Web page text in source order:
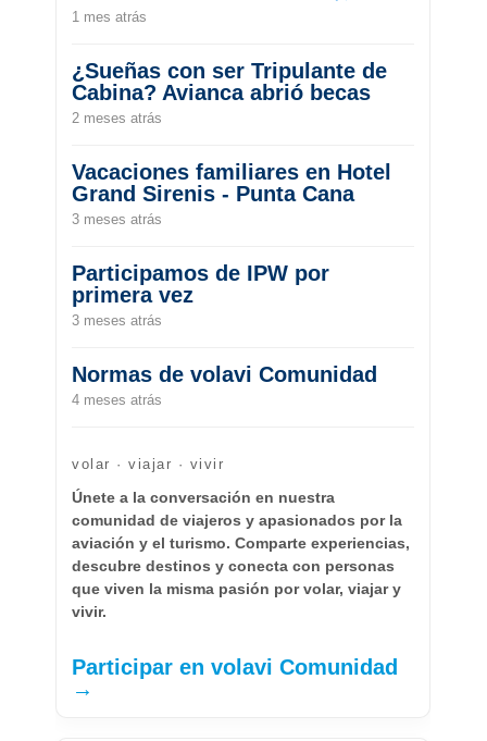
1 mes atrás
¿Sueñas con ser Tripulante de
Cabina? Avianca abrió becas
2 meses atrás
Vacaciones familiares en Hotel
Grand Sirenis - Punta Cana
3 meses atrás
Participamos de IPW por
primera vez
3 meses atrás
Normas de volavi Comunidad
4 meses atrás
volar · viajar · vivir
Únete a la conversación en nuestra
comunidad de viajeros y apasionados por la
aviación y el turismo. Comparte experiencias,
descubre destinos y conecta con personas
que viven la misma pasión por volar, viajar y
vivir.
Participar en volavi Comunidad
→